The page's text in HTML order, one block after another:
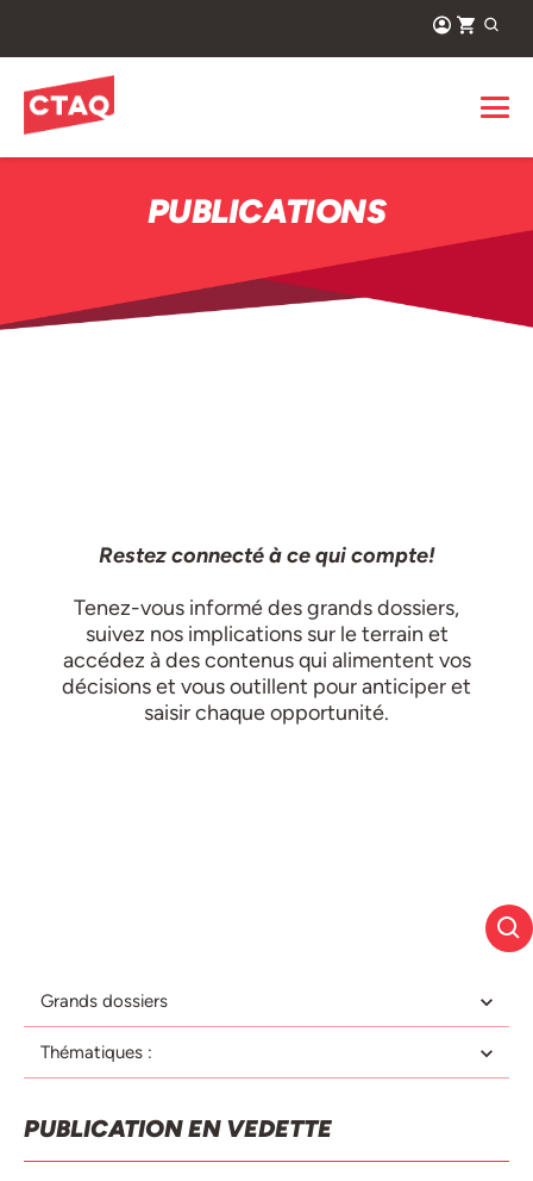
PUBLICATIONS
Restez connecté à ce qui compte!
Tenez-vous informé des grands dossiers,
suivez nos implications sur le terrain et
accédez à des contenus qui alimentent vos
décisions et vous outillent pour anticiper et
saisir chaque opportunité.
Grands dossiers
Thématiques :
PUBLICATION EN VEDETTE